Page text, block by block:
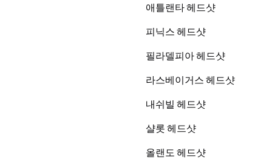
애틀랜타 헤드샷
피닉스 헤드샷
필라델피아 헤드샷
라스베이거스 헤드샷
내쉬빌 헤드샷
샬롯 헤드샷
올랜도 헤드샷